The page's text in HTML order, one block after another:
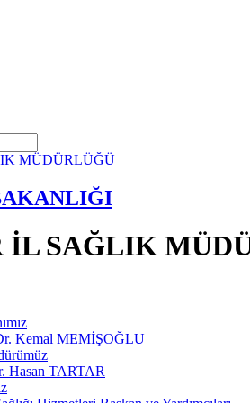
İL SAĞLIK
Kemal MEMİŞOĞLU
Hasan TARTAR